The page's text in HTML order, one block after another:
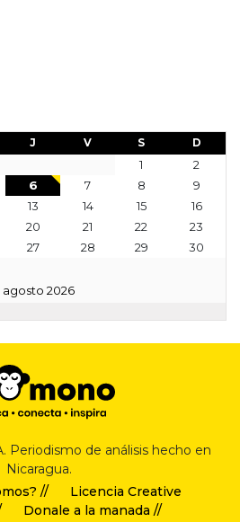
agosto 2026
J V S D
1
2
6 7 8
9
13 14 15
16
20 21 22
23
27 28 29
30
Periodismo de análisis hecho en
Nicaragua.
//
Licencia Creative
Donale a la manada //